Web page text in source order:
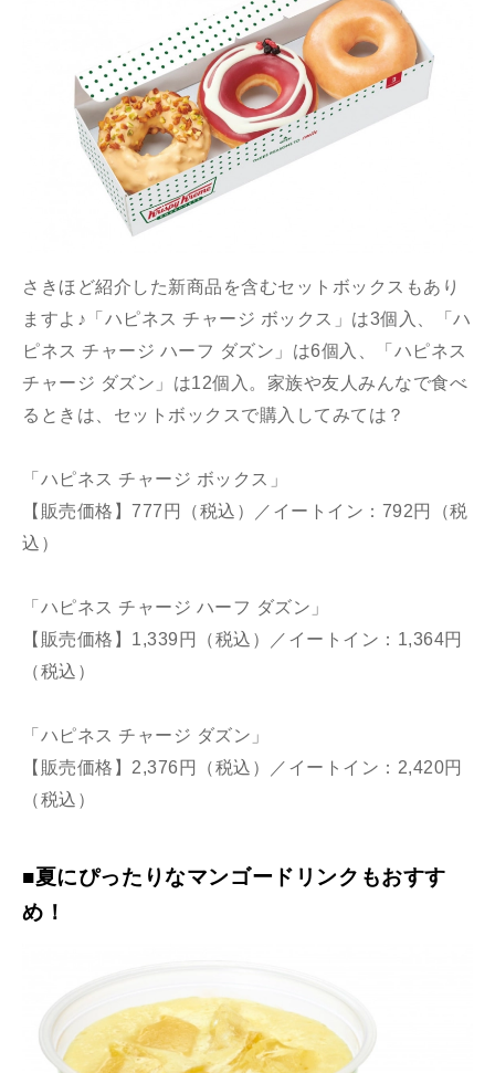
さきほど紹介した新商品を含むセットボックスもあり
ますよ♪「ハピネス チャージ ボックス」は3個入、「ハ
ピネス チャージ ハーフ ダズン」は6個入、「ハピネス
チャージ ダズン」は12個入。家族や友人みんなで食べ
るときは、セットボックスで購入してみては？
「ハピネス チャージ ボックス」
【販売価格】777円（税込）／イートイン：792円（税
込）
「ハピネス チャージ ハーフ ダズン」
【販売価格】1,339円（税込）／イートイン：1,364円
（税込）
「ハピネス チャージ ダズン」
【販売価格】2,376円（税込）／イートイン：2,420円
（税込）
■夏にぴったりなマンゴードリンクもおすす
め！